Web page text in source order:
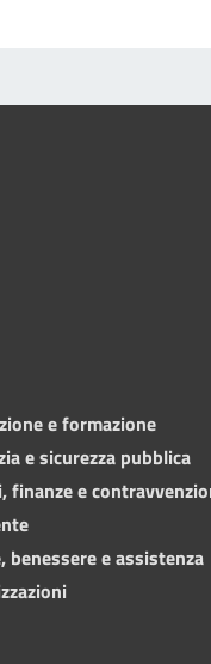
e formazione
e sicurezza pubblica
finanze e
benessere e assistenza